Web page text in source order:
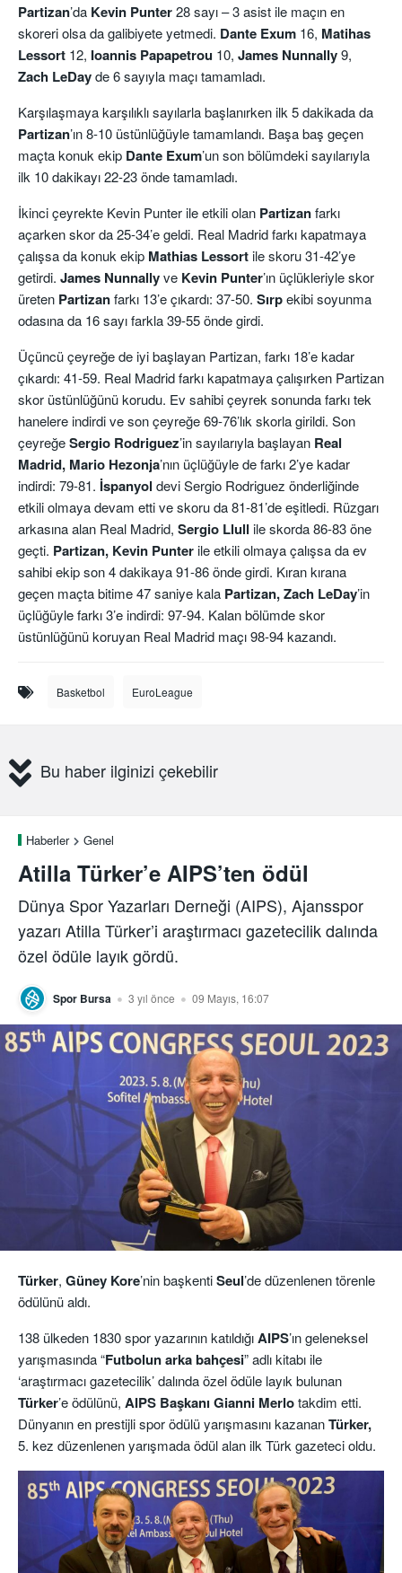
Partizan’da Kevin Punter28 sayı – 3 asist ile maçın en
skoreri olsa da galibiyete yetmedi. Dante Exum 16, Matihas
Lessort 12, Ioannis Papapetrou 10, James Nunnally9,
Zach LeDayde 6 sayıyla maçı tamamladı.
Karşılaşmaya karşılıklı sayılarla başlanırken ilk 5 dakikada da
Partizan’ın 8-10 üstünlüğüyle tamamlandı. Başa baş geçen
maçta konuk ekip Dante Exum’un son bölümdeki sayılarıyla
ilk 10 dakikayı 22-23 önde tamamladı.
İkinci çeyrekte Kevin Punter ile etkili olan Partizanfarkı
açarken skor da 25-34’e geldi. Real Madrid farkı kapatmaya
çalışsa da konuk ekip Mathias Lessortile skoru 31-42’ye
getirdi. James Nunnallyve Kevin Punter’ın üçlükleriyle skor
üreten Partizanfarkı 13’e çıkardı: 37-50. Sırpekibi soyunma
odasına da 16 sayı farkla 39-55 önde girdi.
Üçüncü çeyreğe de iyi başlayan Partizan, farkı 18’e kadar
çıkardı: 41-59. Real Madrid farkı kapatmaya çalışırken Partizan
skor üstünlüğünü korudu. Ev sahibi çeyrek sonunda farkı tek
hanelere indirdi ve son çeyreğe 69-76’lık skorla girildi. Son
çeyreğeSergio Rodriguez’in sayılarıyla başlayan Real
Madrid, Mario Hezonja’nın üçlüğüyle de farkı 2’ye kadar
indirdi: 79-81. İspanyol devi Sergio Rodriguez önderliğinde
etkili olmaya devam etti ve skoru da 81-81’de eşitledi. Rüzgarı
arkasına alan Real Madrid, Sergio Llull ile skorda 86-83 öne
geçti. Partizan, Kevin Punterile etkili olmaya çalışsa da ev
sahibi ekip son 4 dakikaya 91-86 önde girdi. Kıran kırana
geçen maçta bitime 47 saniye kala Partizan, Zach LeDay’in
üçlüğüyle farkı 3’e indirdi: 97-94. Kalan bölümde skor
üstünlüğünü koruyan Real Madrid maçı 98-94 kazandı.
Basketbol EuroLeague
Bu haber ilginizi çekebilir
Haberler Genel
Atilla Türker’e AIPS’ten ödül
Dünya Spor Yazarları Derneği (AIPS), Ajansspor
yazarı Atilla Türker’i araştırmacı gazetecilik dalında
özel ödüle layık gördü.
Spor Bursa 3 yıl önce 09 Mayıs, 16:07
Türker, Güney Kore’nin başkentiSeul’de düzenlenen törenle
ödülünü aldı.
138 ülkeden 1830 spor yazarının katıldığıAIPS’ın geleneksel
yarışmasında “Futbolun arka bahçesi” adlı kitabı ile
‘araştırmacı gazetecilik’ dalında özel ödüle layık bulunan
Türker’e ödülünü, AIPS Başkanı Gianni Merlotakdim etti.
Dünyanın en prestijli spor ödülü yarışmasını kazananTürker,
5. kez düzenlenen yarışmada ödül alan ilk Türk gazeteci oldu.